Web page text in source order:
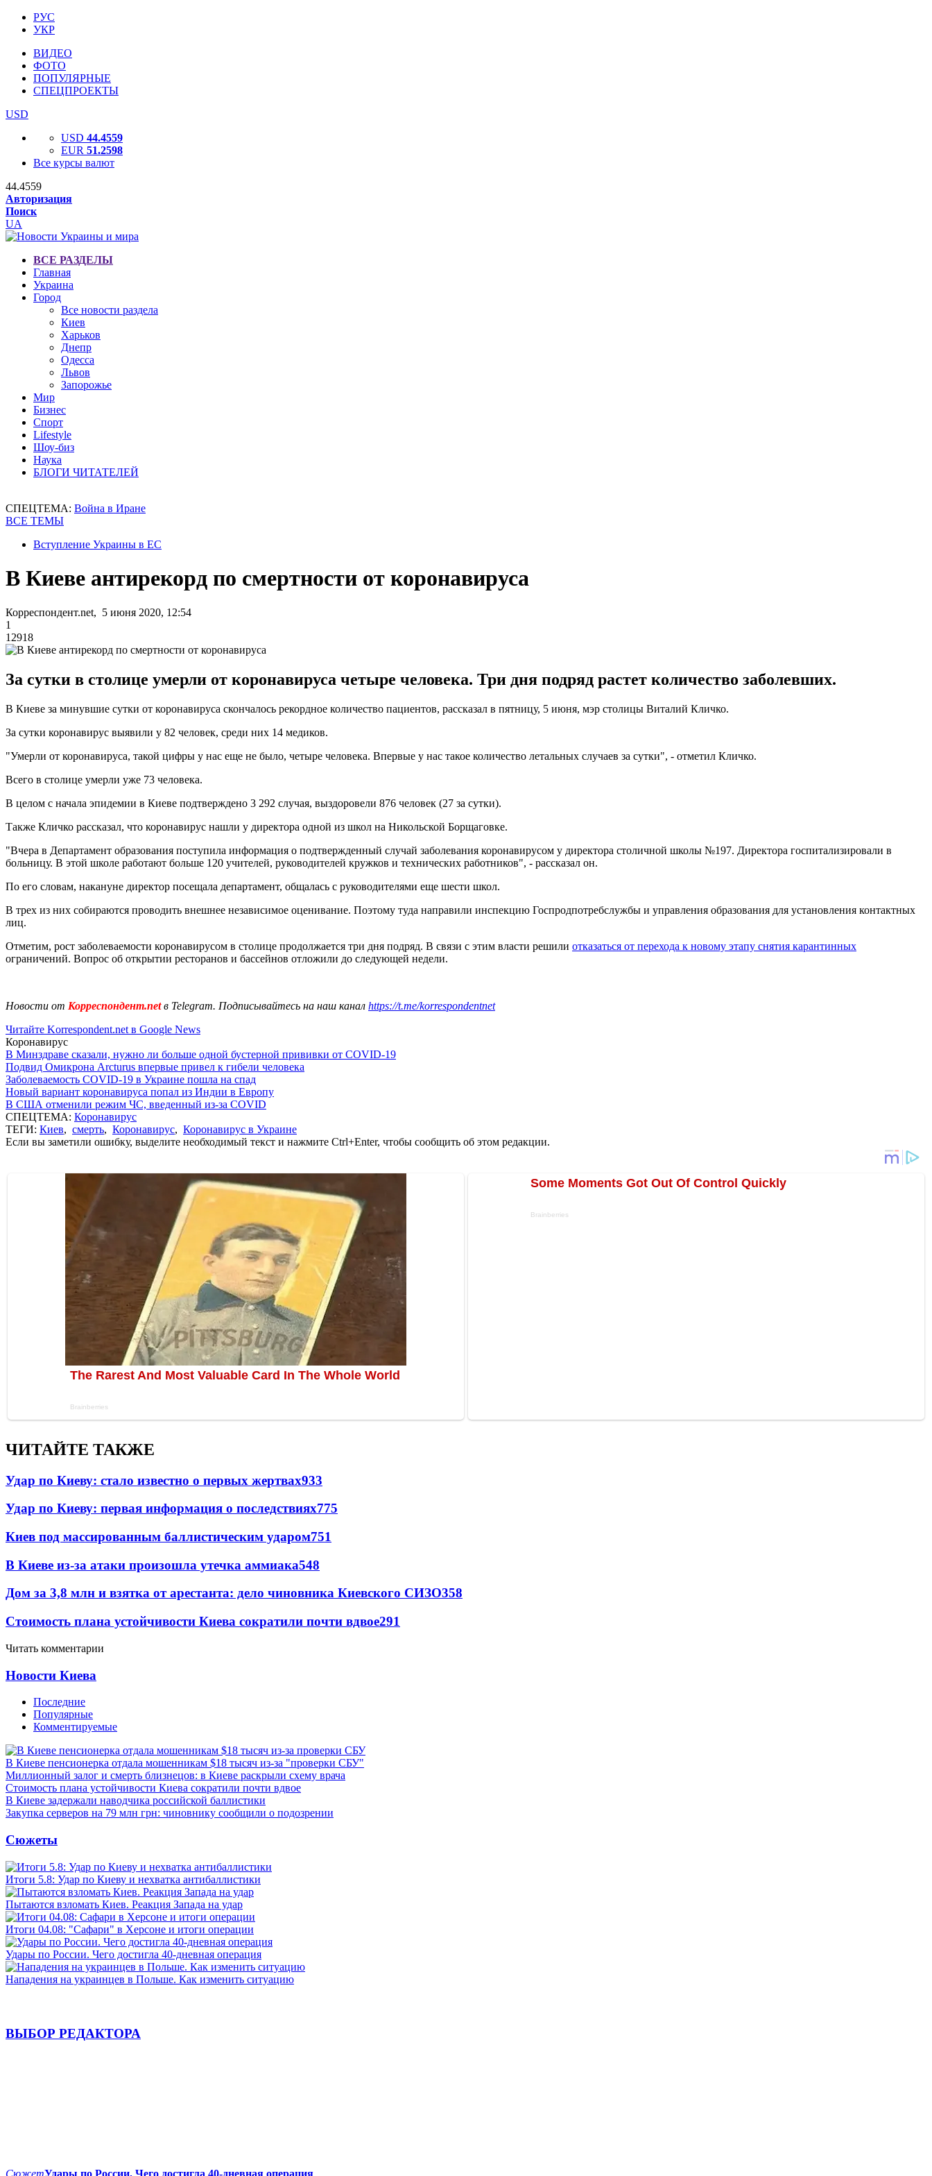
РУС
УКР
ВИДЕО
ФОТО
ПОПУЛЯРНЫЕ
СПЕЦПРОЕКТЫ
USD
USD 44.4559
EUR 51.2598
Все курсы валют
44.4559
Авторизация
Поиск
UA
ВСЕ РАЗДЕЛЫ
Главная
Украина
Город
Все новости раздела
Киев
Харьков
Днепр
Одесса
Львов
Запорожье
Мир
Бизнес
Спорт
Lifestyle
Шоу-биз
Наука
БЛОГИ ЧИТАТЕЛЕЙ
СПЕЦТЕМА: Война в Иране
ВСЕ ТЕМЫ
Вступление Украины в ЕС
В Киеве антирекорд по смертности от коронавируса
Корреспондент.net, 5 июня 2020, 12:54
1
12918
За сутки в столице умерли от коронавируса четыре человека. Три дня подряд растет количество заболевших.
В Киеве за минувшие сутки от коронавируса скончалось рекордное количество пациентов, рассказал в пятницу, 5 июня, мэр столицы Виталий Кличко.
За сутки коронавирус выявили у 82 человек, среди них 14 медиков.
"Умерли от коронавируса, такой цифры у нас еще не было, четыре человека. Впервые у нас такое количество летальных случаев за сутки", - отметил Кличко.
Всего в столице умерли уже 73 человека.
В целом с начала эпидемии в Киеве подтверждено 3 292 случая, выздоровели 876 человек (27 за сутки).
Также Кличко рассказал, что коронавирус нашли у директора одной из школ на Никольской Борщаговке.
"Вчера в Департамент образования поступила информация о подтвержденный случай заболевания коронавирусом у директора столичной школы №197. Директора госпитализировали в
больницу. В этой школе работают больше 120 учителей, руководителей кружков и технических работников", - рассказал он.
По его словам, накануне директор посещала департамент, общалась с руководителями еще шести школ.
В трех из них собираются проводить внешнее независимое оценивание. Поэтому туда направили инспекцию Госпродпотребслужбы и управления образования для установления контактных
лиц.
Отметим, рост заболеваемости коронавирусом в столице продолжается три дня подряд. В связи с этим власти решили отказаться от перехода к новому этапу снятия карантинных
ограничений. Вопрос об открытии ресторанов и бассейнов отложили до следующей недели.
Новости от Корреспондент.netв Telegram. Подписывайтесь на наш канал https://t.me/korrespondentnet
Читайте Korrespondent.net в Google News
Коронавирус
В Минздраве сказали, нужно ли больше одной бустерной прививки от COVID-19
Подвид Омикрона Arcturus впервые привел к гибели человека
Заболеваемость COVID-19 в Украине пошла на спад
Новый вариант коронавируса попал из Индии в Европу
В США отменили режим ЧС, введенный из-за COVID
СПЕЦТЕМА: Коронавирус
ТЕГИ: Киев, смерть, Коронавирус, Коронавирус в Украине
Если вы заметили ошибку, выделите необходимый текст и нажмите Ctrl+Enter, чтобы сообщить об этом редакции.
ЧИТАЙТЕ ТАКЖЕ
Удар по Киеву: стало известно о первых жертвах933
Удар по Киеву: первая информация о последствиях775
Киев под массированным баллистическим ударом751
В Киеве из-за атаки произошла утечка аммиака548
Дом за 3,8 млн и взятка от арестанта: дело чиновника Киевского СИЗО358
Стоимость плана устойчивости Киева сократили почти вдвое291
Читать комментарии
Новости Киева
Последние
Популярные
Комментируемые
В Киеве пенсионерка отдала мошенникам $18 тысяч из-за "проверки СБУ"
Миллионный залог и смерть близнецов: в Киеве раскрыли схему врача
Стоимость плана устойчивости Киева сократили почти вдвое
В Киеве задержали наводчика российской баллистики
Закупка серверов на 79 млн грн: чиновнику сообщили о подозрении
Сюжеты
Итоги 5.8: Удар по Киеву и нехватка антибаллистики
Пытаются взломать Киев. Реакция Запада на удар
Итоги 04.08: "Сафари" в Херсоне и итоги операции
Удары по России. Чего достигла 40-дневная операция
Нападения на украинцев в Польше. Как изменить ситуацию
ВЫБОР РЕДАКТОРА